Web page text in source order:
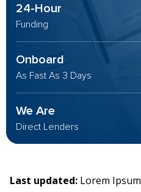
24-Hour
Funding
Onboard
As Fast As 3 Days
We Are
Direct Lenders
Last updated: Lorem Ipsum